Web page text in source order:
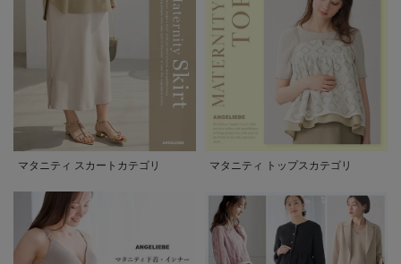
マタニティ スカートカテゴリ マタニティ トップスカテゴリ